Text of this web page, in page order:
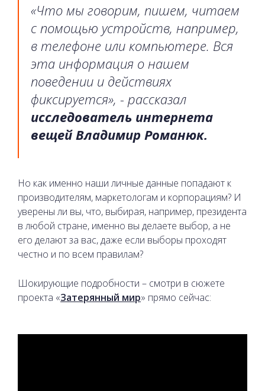
«Что мы говорим, пишем, читаем
с помощью устройств, например,
в телефоне или компьютере. Вся
эта информация о нашем
поведении и действиях
фиксируется», - рассказал
исследователь интернета
вещей Владимир Романюк.
Но как именно наши личные данные попадают к
производителям, маркетологам и корпорациям? И
уверены ли вы, что, выбирая, например, президента
в любой стране, именно вы делаете выбор, а не
его делают за вас, даже если выборы проходят
честно и по всем правилам?
Шокирующие подробности – смотри в сюжете
проекта «Затерянный мир» прямо сейчас: